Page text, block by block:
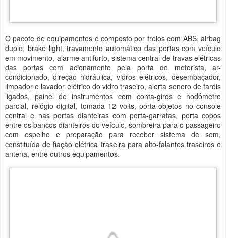
O pacote de equipamentos é composto por freios com ABS, airbag
duplo, brake light, travamento automático das portas com veículo
em movimento, alarme antifurto, sistema central de travas elétricas
das portas com acionamento pela porta do motorista, ar-
condicionado, direção hidráulica, vidros elétricos, desembaçador,
limpador e lavador elétrico do vidro traseiro, alerta sonoro de faróis
ligados, painel de instrumentos com conta-giros e hodômetro
parcial, relógio digital, tomada 12 volts, porta-objetos no console
central e nas portas dianteiras com porta-garrafas, porta copos
entre os bancos dianteiros do veículo, sombreira para o passageiro
com espelho e preparação para receber sistema de som,
constituída de fiação elétrica traseira para alto-falantes traseiros e
antena, entre outros equipamentos.